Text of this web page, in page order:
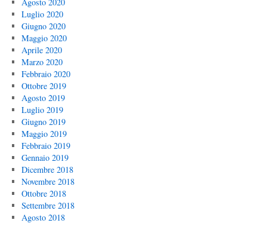
Luglio 2020
Giugno 2020
Maggio 2020
Aprile 2020
Marzo 2020
Febbraio 2020
Ottobre 2019
Agosto 2019
Luglio 2019
Giugno 2019
Maggio 2019
Febbraio 2019
Gennaio 2019
Dicembre 2018
Novembre 2018
Ottobre 2018
Settembre 2018
Agosto 2018